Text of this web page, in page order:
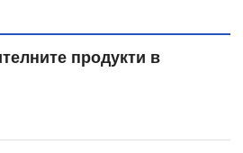
продукти в